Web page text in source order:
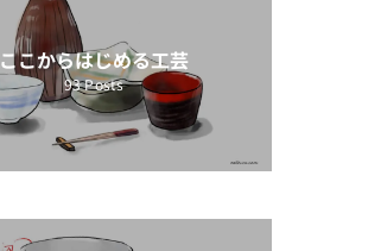
ここからはじめる工芸
93Posts